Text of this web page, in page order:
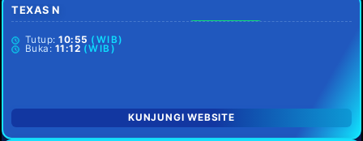
TEXAS N
Tutup:10:55 (WIB)
Buka: 11:12 (WIB)
KUNJUNGI WEBSITE